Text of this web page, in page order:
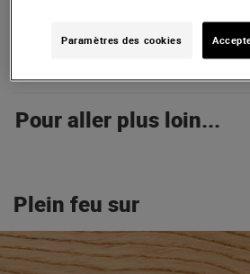
Caracteristiques
Pour aller plus loin...
Plein feu sur
Paramètres des cookies